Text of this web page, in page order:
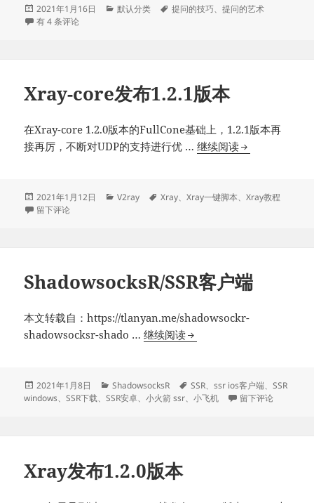
艺
思
发
布
2021年1月16日
分
默认分类
标
提问的技巧、提问的艺术
提问的艺术和解决思路
有 4 条评论
Xray-core发布1.2.1版本
在Xray-core 1.2.0版本的FullCone基础上，1.2.1版本再
接再厉，不断对UDP的支持进行优 …继续阅读Xray-
布
发
布
2021年1月12日
分
V2ray
标
Xray、Xray一键脚本、Xray教程
于Xray-core发布1.2.1版本
留下评论
ShadowsocksR/SSR客户端
本文转载自：https://tlanyan.me/shadowsockr-
shadowsocksr-shado …继续阅读ShadowsocksR/SSR
端
发
布
2021年1月8日
分
类
ShadowsocksR
标
签
SSR、ssr ios客户端、SSR
windows、SSR下载、SSR安卓、小火箭 ssr、小飞机 于ShadowsocksR/
留下评论
Xray发布1.2.0版本